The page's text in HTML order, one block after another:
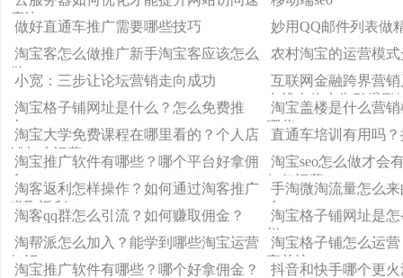
度快
做好直通车推广需要哪些技巧
妙用QQ邮件列表做
淘宝客怎么做推广新手淘宝客应该怎么
做
农村淘宝的运营模
小宽：三步让论坛营销走向成功
互联网金融跨界营
在线人体广告引爆鹏
淘宝格子铺网址是什么？怎么免费推
广？
淘宝盖楼是什么营
哪些？
淘宝大学免费课程在哪里看的？个人店
铺怎么运营？
直通车培训有用吗
淘宝推广软件有哪些？哪个平台好拿佣
金？
淘宝seo怎么做才会
如何运营？
淘客返利怎样操作？如何通过淘客推广
赚取返利？
手淘微淘流量怎么
么？
淘客qq群怎么引流？如何赚取佣金？
淘宝格子铺网址是
样？
淘帮派怎么加入？能学到哪些淘宝运营
知识？
淘宝格子铺怎么运
家关注？
淘宝推广软件有哪些？哪个好拿佣金？
抖音和快手哪个更